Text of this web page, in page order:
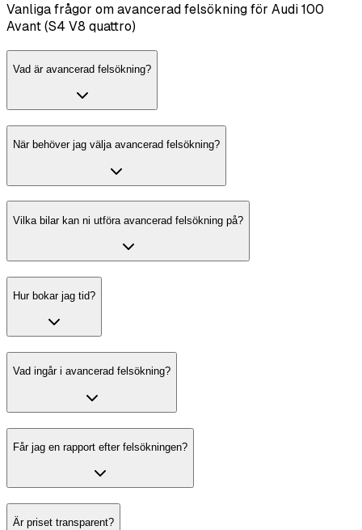
Vanliga frågor om avancerad felsökning för Audi 100
Avant (S4 V8 quattro)
Vad är avancerad felsökning?
När behöver jag välja avancerad felsökning?
Vilka bilar kan ni utföra avancerad felsökning på?
Hur bokar jag tid?
Vad ingår i avancerad felsökning?
Får jag en rapport efter felsökningen?
Är priset transparent?